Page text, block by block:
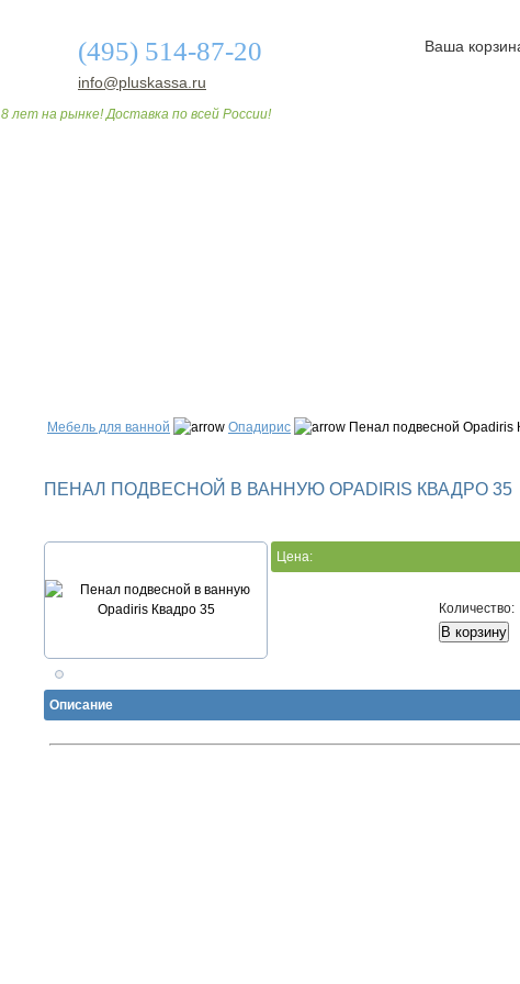
(495) 514-87-20
info@pluskassa.ru
8 лет на рынке! Доставка по всей России!
Ваша
Мебель для ванной Опадирис Пенал подвесной Opadiris
ПЕНАЛ ПОДВЕСНОЙ В ВАННУЮ OPADIRIS КВАДРО 35
Цена:
Количество:
Описание